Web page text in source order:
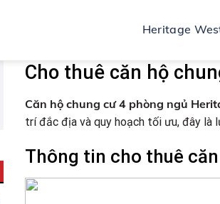
Heritage
Cho thuê căn hộ
Căn hộ chung cư 4 phòng ngủ
trí đắc địa và quy hoạch tối ưu, đây là
Thông tin cho thuê